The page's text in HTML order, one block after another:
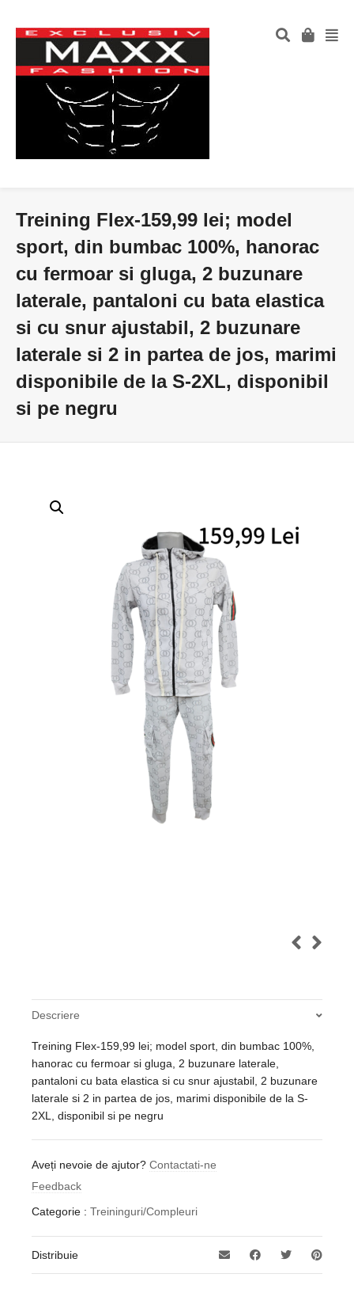
Treining Flex-159,99 lei; model
sport, din bumbac 100%, hanorac
cu fermoar si gluga, 2 buzunare
laterale, pantaloni cu bata elastica
si cu snur ajustabil, 2 buzunare
laterale si 2 in partea de jos, marimi
disponibile de la S-2XL, disponibil
si pe negru
Descriere
Treining Flex-159,99 lei; model sport, din bumbac 100%,
hanorac cu fermoar si gluga, 2 buzunare laterale,
pantaloni cu bata elastica si cu snur ajustabil, 2 buzunare
laterale si 2 in partea de jos, marimi disponibile de la S-
2XL, disponibil si pe negru
Aveți nevoie de ajutor? Contactati-ne
Feedback
Categorie : Treininguri/Compleuri
Distribuie